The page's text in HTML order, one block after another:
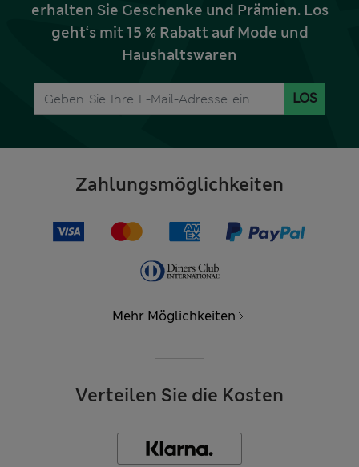
erhalten Sie Geschenke und Prämien. Los
geht‘s mit 15 % Rabatt auf Mode und
Haushaltswaren
LOS
Zahlungsmöglichkeiten
Mehr Möglichkeiten
Verteilen Sie die Kosten